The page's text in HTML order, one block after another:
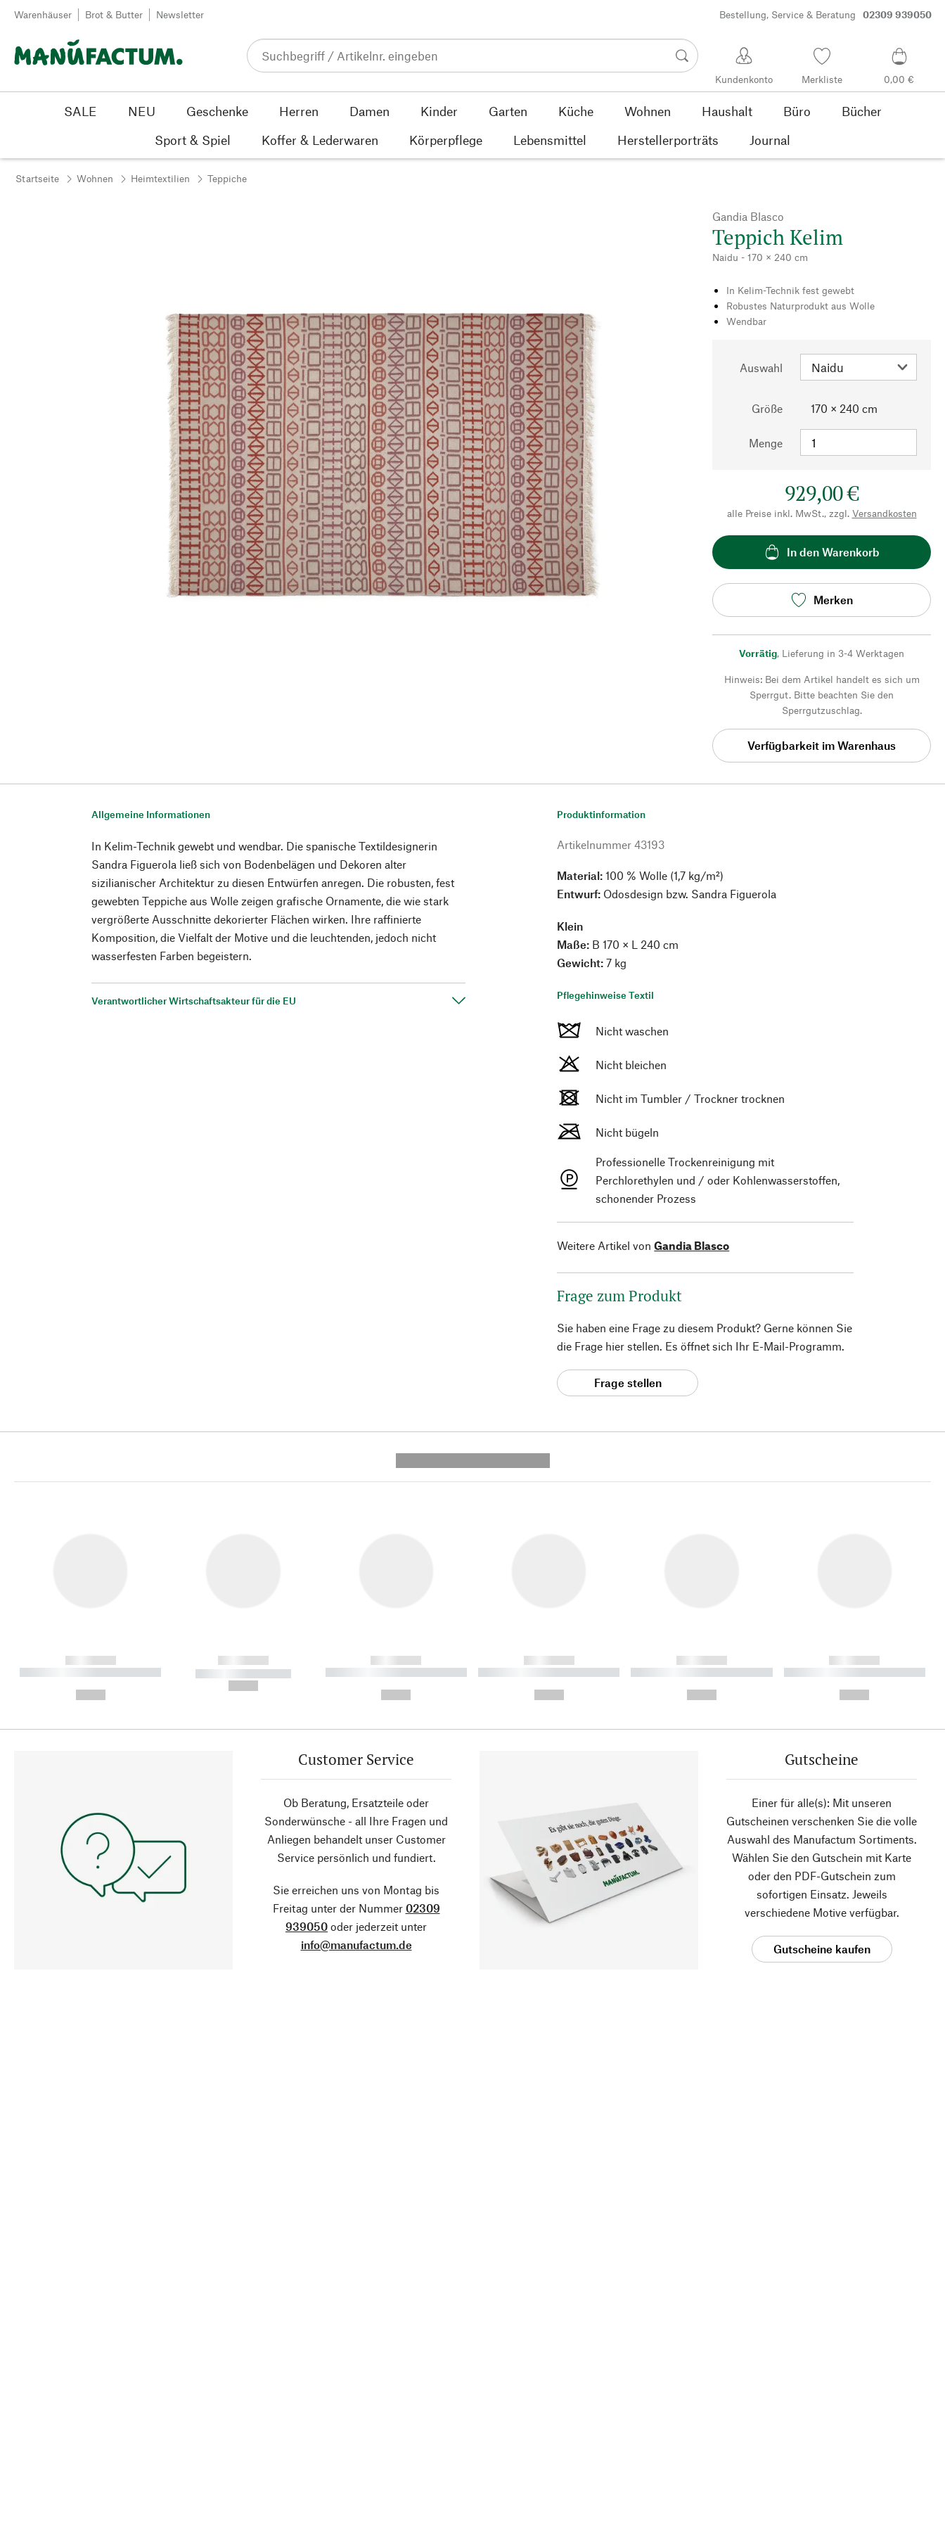
Zum Inhalt springen
Warenhäuser Brot & Butter Newsletter Bestellung, Service & Beratung 02309 939050
Kundenkonto Merkliste 0,00 €
SALE NEU Geschenke Herren Damen Kinder Garten Küche Wohnen Haushalt Büro
Bücher
Sport & Spiel
Koffer & Lederwaren Körperpflege Lebensmittel Herstellerporträts Journal
Startseite Wohnen Heimtextilien Teppiche
Gandia Blasco
Teppich Kelim
Naidu - 170 × 240 cm
In Kelim-Technik fest gewebt
Robustes Naturprodukt aus Wolle
Wendbar
Auswahl
Größe 170 × 240 cm
Menge
929,00 €
alle Preise inkl. MwSt., zzgl. Versandkosten
In den Warenkorb
Merken
Vorrätig, Lieferung in 3-4 Werktagen
Hinweis: Bei dem Artikel handelt es sich um
Sperrgut. Bitte beachten Sie den
Sperrgutzuschlag.
Verfügbarkeit im Warenhaus
Allgemeine Informationen
In Kelim-Technik gewebt und wendbar. Die spanische Textildesignerin
Sandra Figuerola ließ sich von Bodenbelägen und Dekoren alter
sizilianischer Architektur zu diesen Entwürfen anregen. Die robusten, fest
gewebten Teppiche aus Wolle zeigen grafische Ornamente, die wie stark
vergrößerte Ausschnitte dekorierter Flächen wirken. Ihre raffinierte
Komposition, die Vielfalt der Motive und die leuchtenden, jedoch nicht
wasserfesten Farben begeistern.
Verantwortlicher Wirtschaftsakteur für die EU
Produktinformation
Artikelnummer 43193
Material: 100 % Wolle (1,7 kg/m²)
Entwurf: Odosdesign bzw. Sandra Figuerola
Klein
Maße: B 170 × L 240 cm
Gewicht: 7 kg
Pflegehinweise Textil
Nicht waschen
Nicht bleichen
Nicht im Tumbler / Trockner trocknen
Nicht bügeln
Professionelle Trockenreinigung mit
Perchlorethylen und / oder Kohlenwasserstoffen,
schonender Prozess
Weitere Artikel von Gandia Blasco
Frage zum Produkt
Sie haben eine Frage zu diesem Produkt? Gerne können Sie
die Frage hier stellen. Es öffnet sich Ihr E-Mail-Programm.
Frage stellen
------------
----------- ----------- ----------
------------
----------- -----------
------------
----------- ----------- ----------
------------
----------- ----------- ----------
------------
----------- ----------- ----------
------------
----------- ----------- ----------
Customer Service
Ob Beratung, Ersatzteile oder
Sonderwünsche - all Ihre Fragen und
Anliegen behandelt unser Customer
Service persönlich und fundiert.
Sie erreichen uns von Montag bis
Freitag unter der Nummer 02309
939050 oder jederzeit unter
info@manufactum.de
Gutscheine
Einer für alle(s): Mit unseren
Gutscheinen verschenken Sie die volle
Auswahl des Manufactum Sortiments.
Wählen Sie den Gutschein mit Karte
oder den PDF-Gutschein zum
sofortigen Einsatz. Jeweils
verschiedene Motive verfügbar.
Gutscheine kaufen